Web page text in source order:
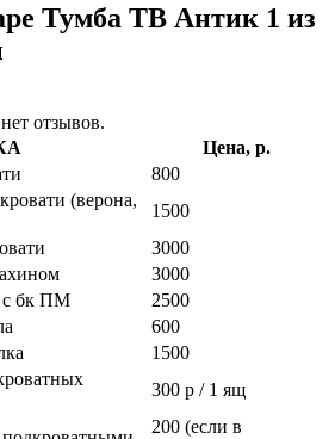
Тумба ТВ Антик 1 из
отзывов.
Цена, р.
800
(верона,
1500
3000
3000
с бк ПМ
2500
600
1500
300 р / 1 ящ
200 (если в